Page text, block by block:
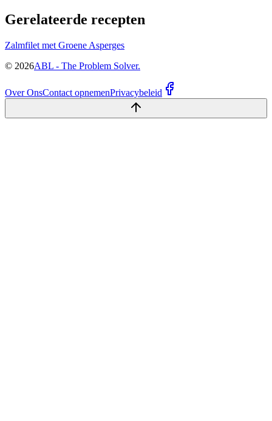
Gerelateerde recepten
Zalmfilet met Groene Asperges
© 2026ABL - The Problem Solver.
Over OnsContact opnemenPrivacybeleid